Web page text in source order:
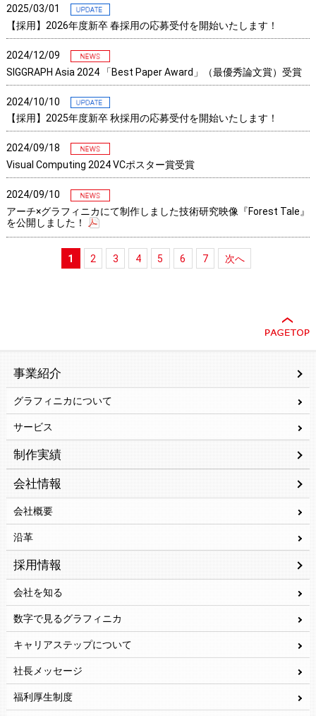
2025/03/01
【採用】2026年度新卒 春採用の応募受付を開始いたします！
2024/12/09
SIGGRAPH Asia 2024 「Best Paper Award」（最優秀論文賞）受賞
2024/10/10
【採用】2025年度新卒 秋採用の応募受付を開始いたします！
2024/09/18
Visual Computing 2024 VCポスター賞受賞
2024/09/10
アーチ×グラフィニカにて制作しました技術研究映像『Forest Tale』
を公開しました！
1 2 3 4 5 6 7 次へ
事業紹介
グラフィニカについて
サービス
制作実績
会社情報
会社概要
沿革
採用情報
会社を知る
数字で見るグラフィニカ
キャリアステップについて
社長メッセージ
福利厚生制度